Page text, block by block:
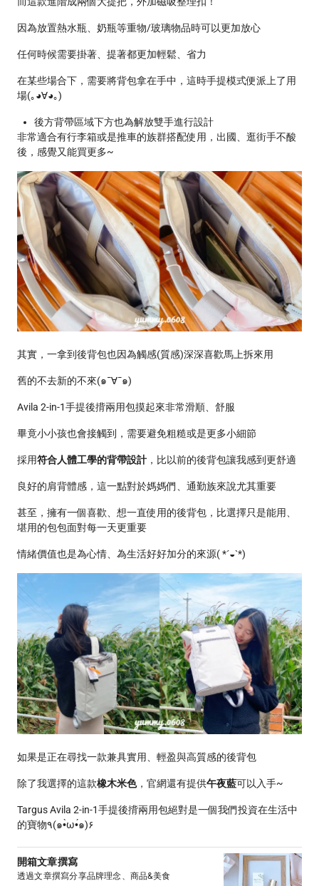
因為放置熱水瓶、奶瓶等重物/玻璃物品時可以更加放心
任何時候需要掛著、提著都更加輕鬆、省力
在某些場合下，需要將背包拿在手中，這時手提模式便派上了用
場(｡◕∀◕｡)
後方背帶區域下方也為解放雙手進行設計
非常適合有行李箱或是推車的族群搭配使用，出國、逛街手不酸
後，感覺又能買更多~
其實，一拿到後背包也因為觸感(質感)深深喜歡馬上拆來用
舊的不去新的不來(๑¯∀¯๑)
Avila 2-in-1手提後揹兩用包摸起來非常滑順、舒服
畢竟小小孩也會接觸到，需要避免粗糙或是更多小細節
採用符合人體工學的背帶設計，比以前的後背包讓我感到更舒適
良好的肩背體感，這一點對於媽媽們、通勤族來說尤其重要
甚至，擁有一個喜歡、想一直使用的後背包，比選擇只是能用、
堪用的包包面對每一天更重要
情緒價值也是為心情、為生活好好加分的來源( *´◒`*)
如果是正在尋找一款兼具實用、輕盈與高質感的後背包
除了我選擇的這款橡木米色，官網還有提供午夜藍可以入手~
Targus Avila 2-in-1手提後揹兩用包絕對是一個我們投資在生活中
的寶物٩(๑•̀ω•́๑)۶
開箱文章撰寫
透過文章撰寫分享品牌理念、商品&美食